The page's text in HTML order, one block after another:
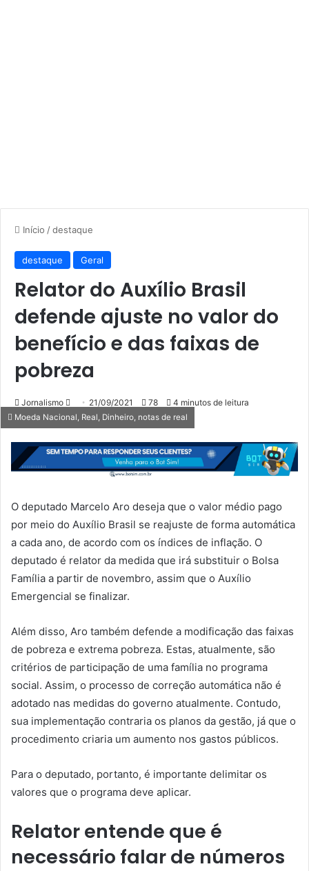
Início /destaque
destaque Geral
Relator do Auxílio Brasil
defende ajuste no valor do
benefício e das faixas de
pobreza
Jornalismo
Mande
um
mail
21/09/2021 78 4 minutos de leitura
Moeda Nacional, Real, Dinheiro, notas de real
O deputado Marcelo Aro deseja que o valor médio pago
por meio do Auxílio Brasil se reajuste de forma automática
a cada ano, de acordo com os índices de inflação. O
deputado é relator da medida que irá substituir o Bolsa
Família a partir de novembro, assim que o Auxílio
Emergencial se finalizar.
Além disso, Aro também defende a modificação das faixas
de pobreza e extrema pobreza. Estas, atualmente, são
critérios de participação de uma família no programa
social. Assim, o processo de correção automática não é
adotado nas medidas do governo atualmente. Contudo,
sua implementação contraria os planos da gestão, já que o
procedimento criaria um aumento nos gastos públicos.
Para o deputado, portanto, é importante delimitar os
valores que o programa deve aplicar.
Relator entende que é
necessário falar de números